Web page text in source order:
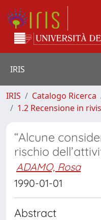
IRIS
IRIS Catalogo Ricerca
1.2 Recensione in
“Alcune
rischio
ADAMO, Rosa
1990-01-01
Abstract